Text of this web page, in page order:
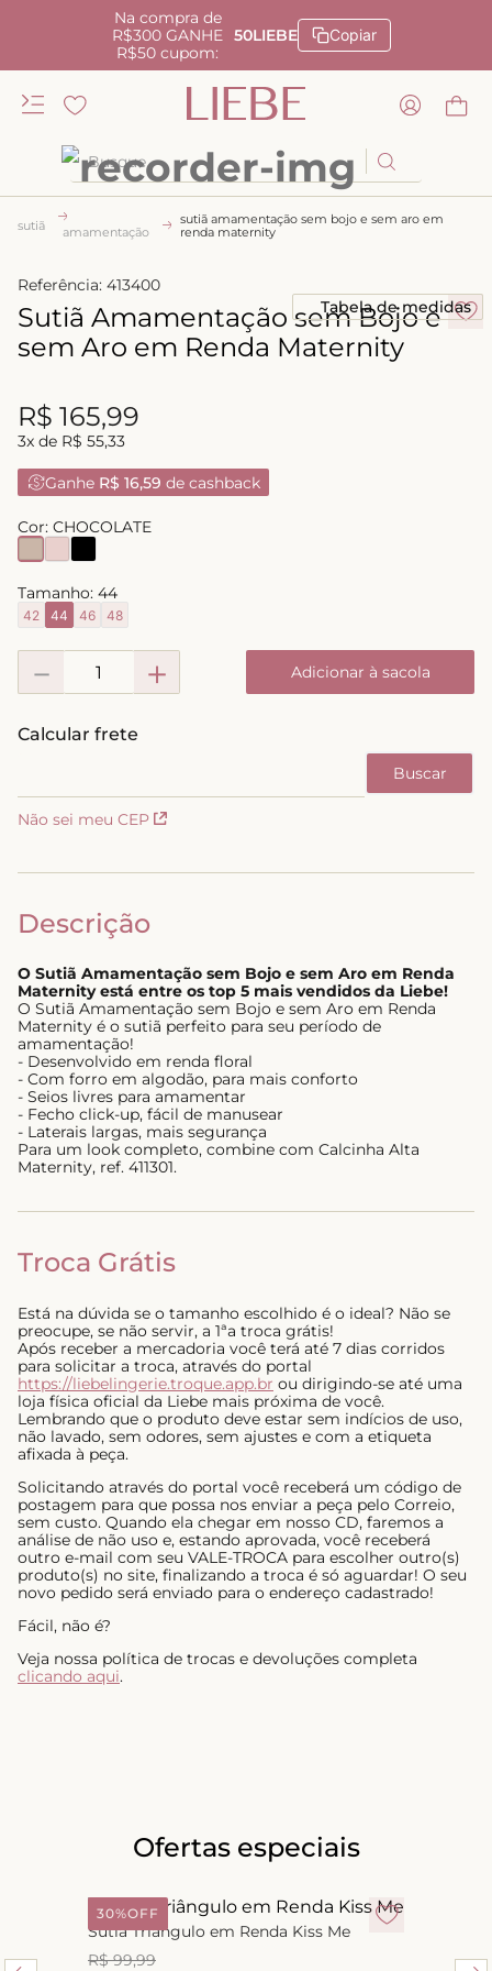
Na compra de
R$300 GANHE
R$50 cupom:
50LIEBE Copiar
Busque
sutiã amamentação
sutiã amamentação sem bojo e sem aro em
renda maternity
Referência: 413400
Sutiã Amamentação sem Bojo e
sem Aro em Renda Maternity
R$ 165,99
3x de R$ 55,33
Ganhe R$ 16,59 de cashback
Tabela de medidas
Cor: CHOCOLATE
Tamanho: 44
42 44 46 48
＋
－ Adicionar à sacola
Não sei meu CEP
Descrição
O Sutiã Amamentação sem Bojo e sem Aro em Renda
Maternity está entre os top 5 mais vendidos da Liebe!
O Sutiã Amamentação sem Bojo e sem Aro em Renda
Maternity é o sutiã perfeito para seu período de
amamentação!
- Desenvolvido em renda floral
- Com forro em algodão, para mais conforto
- Seios livres para amamentar
- Fecho click-up, fácil de manusear
- Laterais largas, mais segurança
Para um look completo, combine com Calcinha Alta
Maternity, ref. 411301.
Troca Grátis
Está na dúvida se o tamanho escolhido é o ideal? Não se
preocupe, se não servir, a 1ªa troca grátis!
Após receber a mercadoria você terá até 7 dias corridos
para solicitar a troca, através do portal
https://liebelingerie.troque.app.br ou dirigindo-se até uma
loja física oficial da Liebe mais próxima de você.
Lembrando que o produto deve estar sem indícios de uso,
não lavado, sem odores, sem ajustes e com a etiqueta
afixada à peça.
Solicitando através do portal você receberá um código de
postagem para que possa nos enviar a peça pelo Correio,
sem custo. Quando ela chegar em nosso CD, faremos a
análise de não uso e, estando aprovada, você receberá
outro e-mail com seu VALE-TROCA para escolher outro(s)
produto(s) no site, finalizando a troca é só aguardar! O seu
novo pedido será enviado para o endereço cadastrado!
Fácil, não é?
Veja nossa política de trocas e devoluções completa
clicando aqui.
Ofertas especiais
30%OFF
Sutiã Triângulo em Renda Kiss Me
R$ 99,99
TERMOS MAIS BUSCADOS
camisola
sutiã
calcinha renda
calcinha alta
anatomic
triangulo
short doll
biquini
10º calcinha